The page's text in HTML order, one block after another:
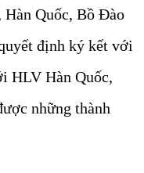
Hàn Quốc, Bồ Đào
định ký kết với
HLV Hàn Quốc,
những thành